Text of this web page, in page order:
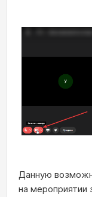
Данную
на мероприятии